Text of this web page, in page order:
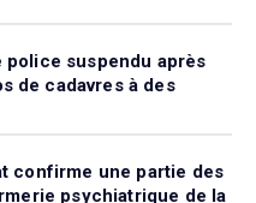
suspendu après
de cadavres à des
confirme une partie des
psychiatrique de la